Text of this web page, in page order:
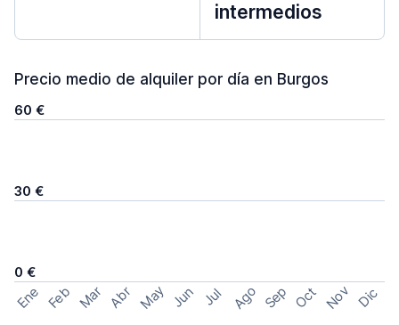
intermedios
Precio medio de alquiler por día en Burgos
60 €
30 €
0 €
Ene Feb Mar Abr May Jun Jul Ago Sep Oct Nov Dic